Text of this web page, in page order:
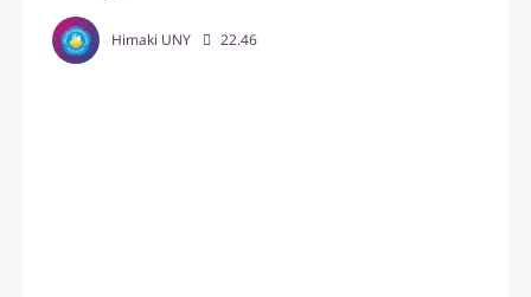
Himaki UNY 22.46